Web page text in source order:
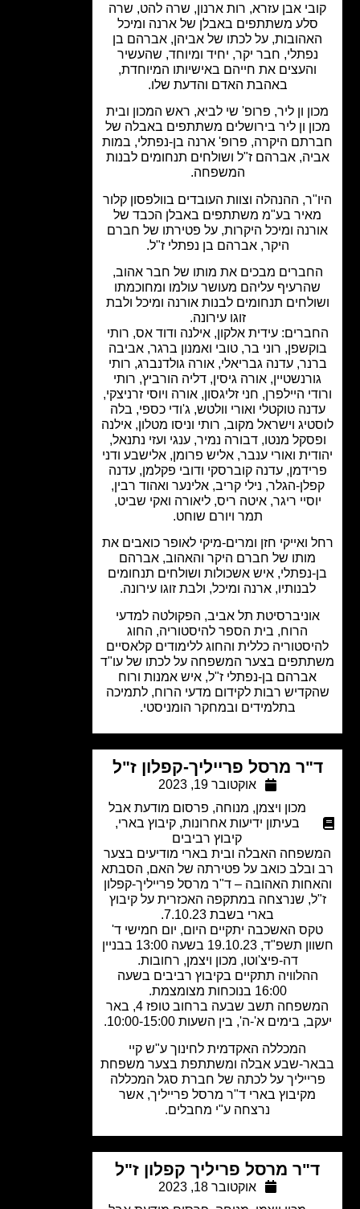
אבן עזרא, רות ארנון, שרה להט, שרה
סלע משתתפים באבלן של ארנה ומיכל
על לכתו של אביהן, אברהם בן
נפתלי, חבר יקר, יחיד ומיוחד, שהעשיר
והעצים את חייהם באישיותו המיוחדת,
באהבת האדם והדעת שלו.
ון ליר, פרופ' שי לביא, ראש המכון ובית
ון ליר בירושלים משתתפים באבלה של
היקרה, פרופ' ארנה בן-נפתלי, במות
אברהם ז"ל ושולחים תנחומים לבנות
המשפחה.
ההנהלה וצוות העובדים בוולפסון קלור
בע"מ משתתפים באבלן הכבד של
ומיכל היקרות, על פטירתו של חברם
היקר, אברהם בן נפתלי ז"ל.
מבכים את מותו של חבר אהוב,
עליהם מעושר עולמו ומחוכמתו
תנחומים לבנות אורנה ומיכל ולבת
זוגו עירונה.
עידית אלקון, אילנה ודוד אס, רותי
רוני בר, טובי ואמנון ברגר, אביבה
עדנה גבריאלי, אורה גולדנברג, רותי
אורה גיסין, דליה הורביץ, רותי
היילפרן, חני זליגסון, אורה ויוסי זרניצקי,
טוקטלי ואורי וולטש, ג'ודי כספי, בלה
וישראל מקוב, רותי וניסו מטלון, אילנה
מנטו, דבורה נמיר, ענגי ועזי נתנאל,
ואורי ענבר, אליש פרומן, אלישבע ודני
עדנה קוברסקי ודובי פקלמן, עדנה
הגלר, נילי קריב, אלינער ואהוד רבין,
ריגר, איטה ריס, ליאורה ואקי שביט,
תמר ויורם שוחט.
ואייקי חזן ומרים-מיקי לאופר כואבים את
מותו של חברם היקר והאהוב, אברהם
נפתלי, איש אשכולות ושולחים תנחומים
לבנותיו, ארנה ומיכל, ולבת זוגו עירונה.
תל אביב, הפקולטה למדעי
הרוח, בית הספר להיסטוריה, החוג
כללית והחוג ללימודים קלאסיים
בצער המשפחה על לכתו של עו"ד
אברהם בן-נפתלי ז"ל, איש אמנות ורוח
רבות לקידום מדעי הרוח, לתמיכה
בתלמידים ובמחקר הומניסטי.
מרסל פרייליך-קפלון ז"ל
אוקטובר 19, 2023
מכון ויצמן,מנוחה, פרסום מודעת אבל
בעיתון ידיעות אחרונות,קיבוץ בארי,
קיבוץ רביבים
האבלה ובית בארי מודיעים בצער
ובלב כואב על פטירתה של האם, הסבתא
האהובה – ד"ר מרסל פרייליך-קפלון
שנרצחה במתקפה האכזרית על קיבוץ
בארי בשבת 7.10.23.
האשכבה יתקיים היום, יום חמישי ד'
חשוון תשפ"ד, 19.10.23 בשעה 13:00 בבניין
דה-פיצ'וטו, מכון ויצמן, רחובות.
ההלוויה תתקיים בקיבוץ רביבים בשעה
המשפחה תשב שבעה ברחוב טופז 4, באר
בימים א'-ה', בין השעות 10:00-15:00.
המכללה האקדמית לחינוך ע"ש קיי
שבע אבלה ומשתתפת בצער משפחת
על לכתה של חברת סגל המכללה
מקיבוץ באריד"ר מרסל פרייליך,אשר
נרצחה ע"י מחבלים.
מרסל פריליך קפלון ז"ל
אוקטובר 18, 2023